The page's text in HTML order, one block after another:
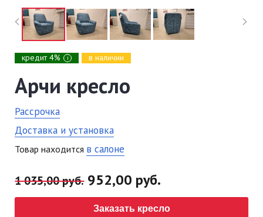
кредит 4% i в наличии
Арчи кресло
Рассрочка
Доставка и установка
Товар находится в салоне
1 035,00 руб.952,00 руб.
Заказать кресло